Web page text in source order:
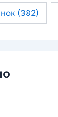
(382)